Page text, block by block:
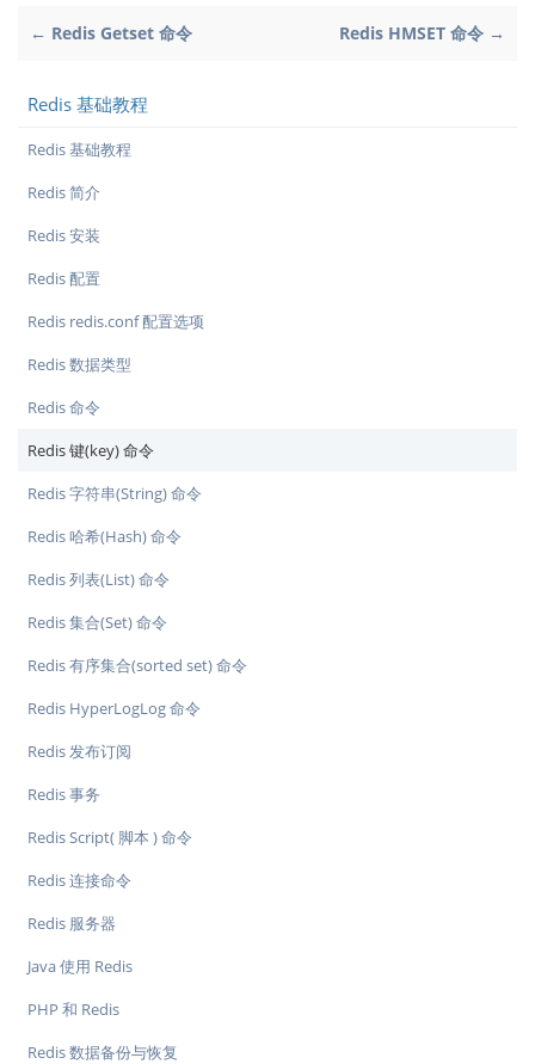
← Redis Getset 命令 Redis HMSET 命令 →
Redis 基础教程
Redis 基础教程
Redis 简介
Redis 安装
Redis 配置
Redis redis.conf 配置选项
Redis 数据类型
Redis 命令
Redis 键(key) 命令
Redis 字符串(String) 命令
Redis 哈希(Hash) 命令
Redis 列表(List) 命令
Redis 集合(Set) 命令
Redis 有序集合(sorted set) 命令
Redis HyperLogLog 命令
Redis 发布订阅
Redis 事务
Redis Script( 脚本 ) 命令
Redis 连接命令
Redis 服务器
Java 使用 Redis
PHP 和 Redis
Redis 数据备份与恢复